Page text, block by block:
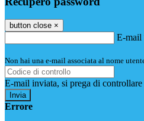
button close ×
E-mail
Non hai una e-mail associata al nome
E-mail inviata, si prega di
Errore